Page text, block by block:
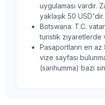
uygulaması vardır.
yaklaşık 50 USD'dir.
Botswana: T.C.
turistik ziyaretlerde
Pasaportların en
vize sayfası
(sarıhumma) bazı